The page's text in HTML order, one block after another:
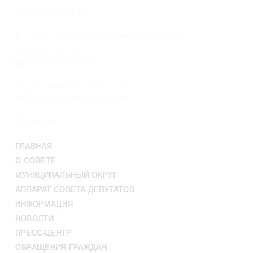
ГЛАВНАЯ
О СОВЕТЕ
МУНИЦИПАЛЬНЫЙ ОКРУГ
АППАРАТ СОВЕТА ДЕПУТАТОВ
ИНФОРМАЦИЯ
НОВОСТИ
ПРЕСС-ЦЕНТР
ОБРАЩЕНИЯ ГРАЖДАН